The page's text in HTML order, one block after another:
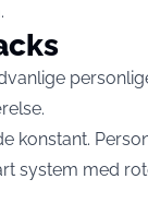
konstant.
system med